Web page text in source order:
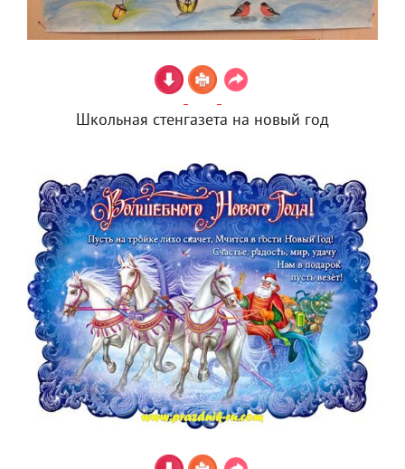
Школьная стенгазета на новый год